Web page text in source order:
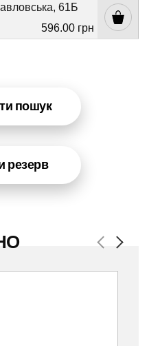
61Б
596.00 грн
пошук
резерв
Previous
Next